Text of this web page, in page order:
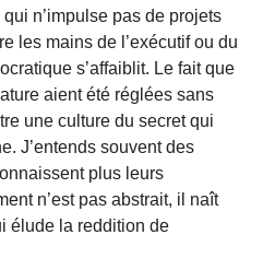
n’impulse pas de projets
les mains de l’exécutif ou du
s’affaiblit. Le fait que
aient été réglées sans
une culture du secret qui
J’entends souvent des
plus leurs
n’est pas abstrait, il naît
élude la reddition de